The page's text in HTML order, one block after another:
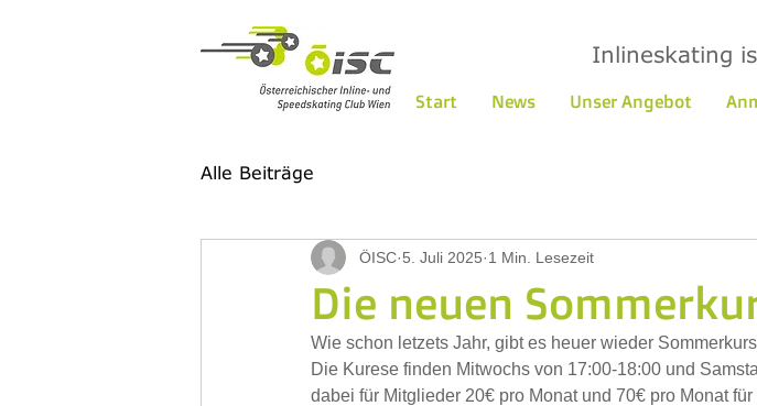
Inlineskating
Start News Unser Angebot
Alle Beiträge
Die neuen
ÖISC 5. Juli 2025 1 Min. Lesezeit
Wie schon letzets Jahr, gibt es heuer wieder
Die Kurese finden Mitwochs von 17:00-18:00 und
dabei für Mitglieder 20€ pro Monat und 70€ pro Monat